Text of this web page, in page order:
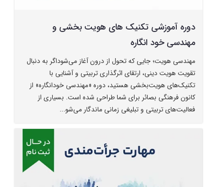
دوره آموزشی تکنیک های هویت بخشی و
مهندسی خود انگاره
مهندسی هویت؛ جایی که تحول از درون آغاز می‌شوداگر به دنبال
تقویت هویت دینی، ارتقای اثرگذاری تربیتی و آشنایی با
تکنیک‌های هویت‌بخشی هستید، دوره «مهندسی خودانگاره» از
کانون فرهنگی بصائر برای شما طراحی شده است. بسیاری از
فعالیت‌های تربیتی و تبلیغی زمانی ماندگار می‌شو...